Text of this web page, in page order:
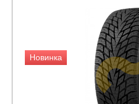
Новинка